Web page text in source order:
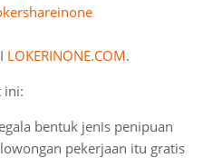
LOKERINONE.COM.
ini:
bentuk jenis penipuan
pekerjaan itu gratis